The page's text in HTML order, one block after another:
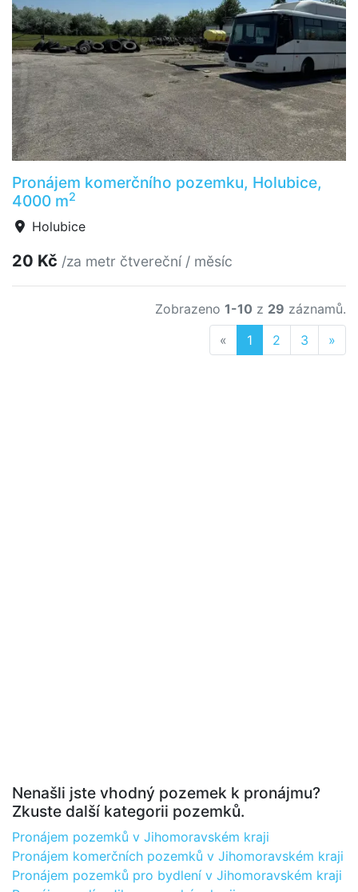
Pronájem komerčního pozemku, Holubice,
4000 m2
Holubice
20 Kč /za metr čtvereční / měsíc
Zobrazeno 1-10 z 29 záznamů.
« Previous
1 2 3 »
Nenašli jste vhodný pozemek k pronájmu?
Zkuste další kategorii pozemků.
Pronájem pozemků v Jihomoravském kraji
Pronájem komerčních pozemků v Jihomoravském kraji
Pronájem pozemků pro bydlení v Jihomoravském kraji